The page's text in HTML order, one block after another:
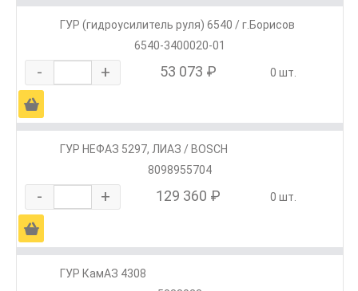
ГУР (гидроусилитель руля) 6540 / г.Борисов
6540-3400020-01
- + 53 073 ₽ 0 шт.
Ä
ГУР НЕФАЗ 5297, ЛИАЗ / BOSCH
8098955704
- + 129 360 ₽ 0 шт.
Ä
ГУР КамАЗ 4308